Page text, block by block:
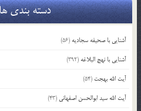
دسته بندی
آشنایی با صحیفه سجادیه (56)
آشنایی با نهج البلاغه (392)
آیت الله بهجت (54)
آیت الله سید ابوالحسن اصفهانی (43)